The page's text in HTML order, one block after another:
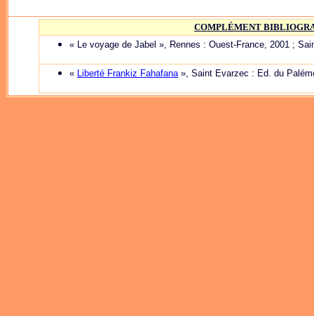
COMPLÉMENT
« Le voyage de Jabel », Rennes : Ouest-France, 2001 ;
« Liberté Frankiz Fahafana», Saint Evarzec : Ed. du